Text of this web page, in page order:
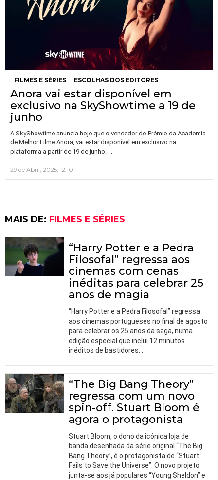
FILMES E SÉRIES ESCOLHAS DOS EDITORES
Anora vai estar disponível em
exclusivo na SkyShowtime a 19 de
junho
A SkyShowtime anuncia hoje que o vencedor do Prémio da Academia
de Melhor Filme Anora, vai estar disponível em exclusivo na
plataforma a partir de 19 de junho.
29 de Abril, 2025, 12:10
MAIS DE: FILMES E SÉRIES
“Harry Potter e a Pedra
Filosofal” regressa aos
cinemas com cenas
inéditas para celebrar 25
anos de magia
“Harry Potter e a Pedra Filosofal” regressa
aos cinemas portugueses no final de agosto
para celebrar os 25 anos da saga, numa
edição especial que inclui 12 minutos
inéditos de bastidores.
“The Big Bang Theory”
regressa com um novo
spin-off. Stuart Bloom é
agora o protagonista
Stuart Bloom, o dono da icónica loja de
banda desenhada da série original “The Big
Bang Theory”, é o protagonista de “Stuart
Fails to Save the Universe”. O novo projeto
junta-se aos já populares “Young Sheldon” e